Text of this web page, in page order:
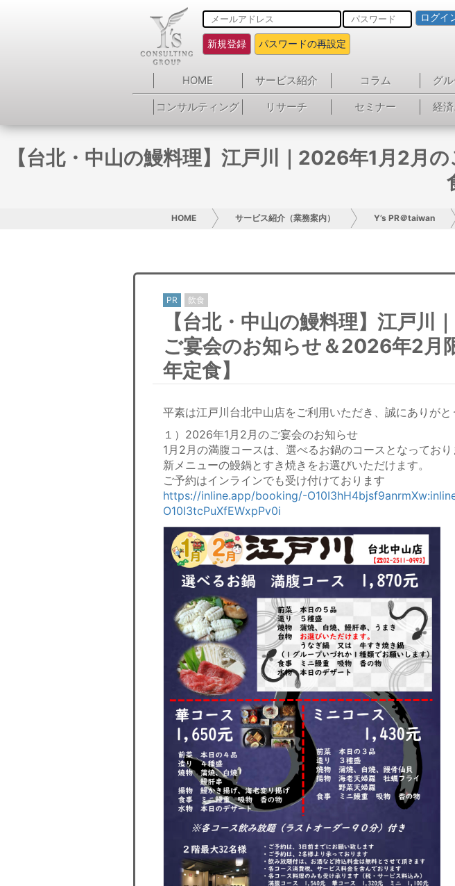
ログイ
新規登録 パスワードの再設定
HOME サービス紹介 コラム グ
コンサルティング
リサーチ セミナー 経
【台北・中山の鰻料理】江戸川｜2026年1月2月
HOME サービス紹介（業務案内） Y’s PR＠taiwan
PR 飲食
【台北・中山の鰻料理】江戸川
ご宴会のお知らせ＆2026年2月
年定食】
平素は江戸川台北中山店をご利用いただき、誠にありがと
１）2026年1月2月のご宴会のお知らせ
1月2月の満腹コースは、選べるお鍋のコースとなっており
新メニューの鰻鍋とすき焼きをお選びいただけます。
ご予約はインラインでも受け付けております
https://inline.app/booking/-
O10I3tcPuXfEWxpPv0i